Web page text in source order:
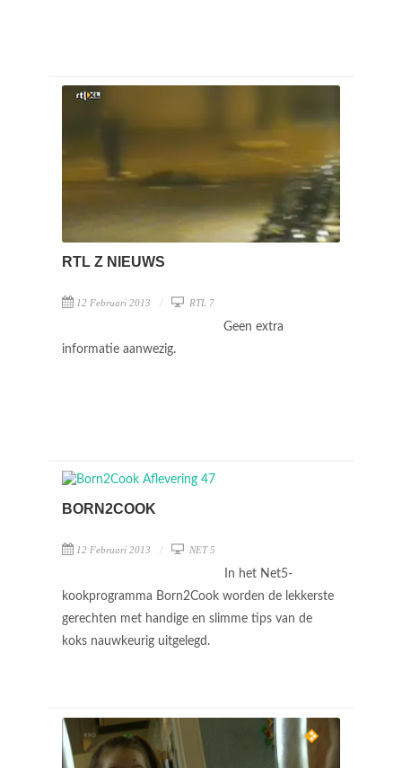
RTL Z NIEUWS
12 Februari 2013 RTL 7
Geen extra
informatie aanwezig.
BORN2COOK
12 Februari 2013 NET 5
In het Net5-
kookprogramma Born2Cook worden de lekkerste
gerechten met handige en slimme tips van de
koks nauwkeurig uitgelegd.